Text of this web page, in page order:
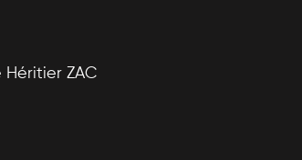
Héritier ZAC